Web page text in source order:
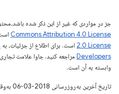
جز در مواردی که غیر از این ذکر شده
Commons Attribution 4.0 License
2.0 License است. برای اطلاع از جزئیات، به
Developers‏
وابسته به آن است.
تاریخ آخرین به‌روزرسانی 2018-03-06 به‌وقت ساعت هماهنگ جهانی.